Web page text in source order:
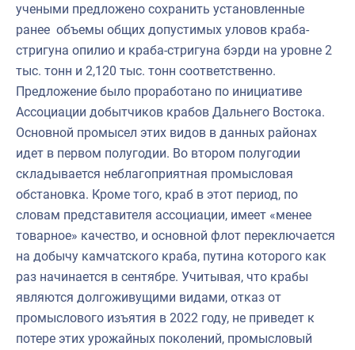
учеными предложено сохранить установленные
ранее объемы общих допустимых уловов краба-
стригуна опилио и краба-стригуна бэрди на уровне 2
тыс. тонн и 2,120 тыс. тонн соответственно.
Предложение было проработано по инициативе
Ассоциации добытчиков крабов Дальнего Востока.
Основной промысел этих видов в данных районах
идет в первом полугодии. Во втором полугодии
складывается неблагоприятная промысловая
обстановка. Кроме того, краб в этот период, по
словам представителя ассоциации, имеет «менее
товарное» качество, и основной флот переключается
на добычу камчатского краба, путина которого как
раз начинается в сентябре. Учитывая, что крабы
являются долгоживущими видами, отказ от
промыслового изъятия в 2022 году, не приведет к
потере этих урожайных поколений, промысловый